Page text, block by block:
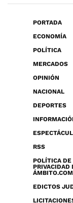
PORTADA
ECONOMÍA
POLÍTICA
MERCADOS
OPINIÓN
NACIONAL
DEPORTES
RSS
POLÍTICA DE
PRIVACIDAD
ÁMBITO.COM
EDICTOS